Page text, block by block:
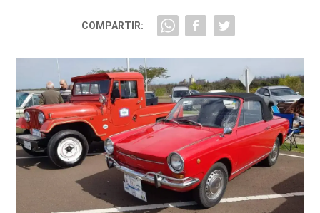
COMPARTIR: